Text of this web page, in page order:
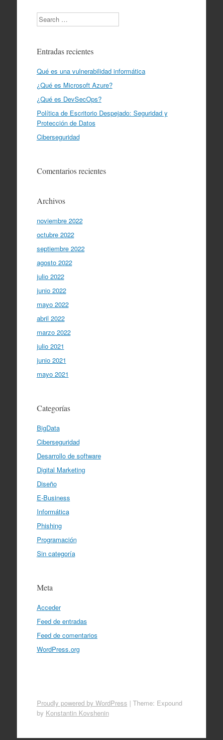
Search
Entradas recientes
Qué es una vulnerabilidad informática
¿Qué es Microsoft Azure?
¿Qué es DevSecOps?
Política de Escritorio Despejado: Seguridad y
Protección de Datos
Ciberseguridad
Comentarios recientes
Archivos
noviembre 2022
octubre 2022
septiembre 2022
agosto 2022
julio 2022
junio 2022
mayo 2022
abril 2022
marzo 2022
julio 2021
junio 2021
mayo 2021
Categorías
BigData
Ciberseguridad
Desarrollo de software
Digital Marketing
Diseño
E-Business
Informática
Phishing
Programación
Sin categoría
Meta
Acceder
Feed de entradas
Feed de comentarios
WordPress.org
Proudly powered by WordPress | Theme: Expound
by Konstantin Kovshenin